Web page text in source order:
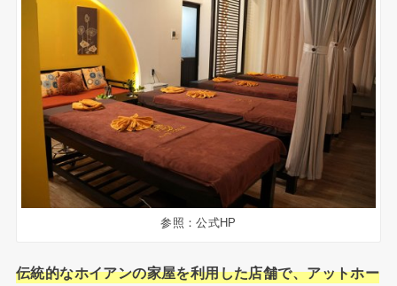
参照：公式HP
伝統的なホイアンの家屋を利用した店舗で、アットホー